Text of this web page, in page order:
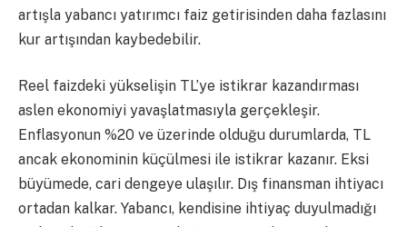
artışla yabancı yatırımcı faiz getirisinden daha fazlasını
kur artışından kaybedebilir.
Reel faizdeki yükselişin TL’ye istikrar kazandırması
aslen ekonomiyi yavaşlatmasıyla gerçekleşir.
Enflasyonun %20 ve üzerinde olduğu durumlarda, TL
ancak ekonominin küçülmesi ile istikrar kazanır. Eksi
büyümede, cari dengeye ulaşılır. Dış finansman ihtiyacı
ortadan kalkar. Yabancı, kendisine ihtiyaç duyulmadığı